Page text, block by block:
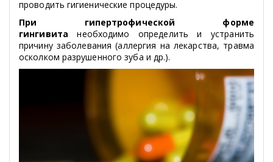
проводить гигиенические процедуры.
При гипертрофической форме
гингивитанеобходимо определить и устранить
причину заболевания (аллергия на лекарства, травма
осколком разрушенного зуба и др.).